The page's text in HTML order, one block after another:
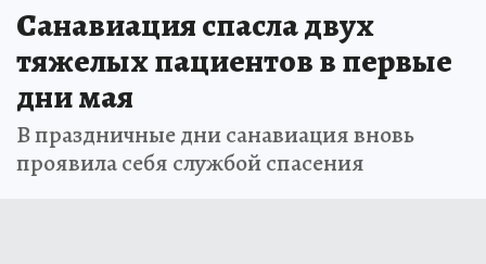
Санавиация спасла двух
тяжелых пациентов в первые
дни мая
В праздничные дни санавиация вновь
проявила себя службой спасения